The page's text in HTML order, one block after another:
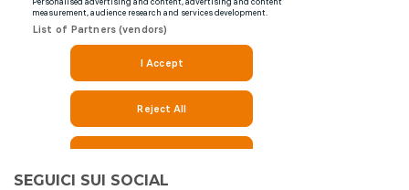
SEGUICI SUI SOCIAL